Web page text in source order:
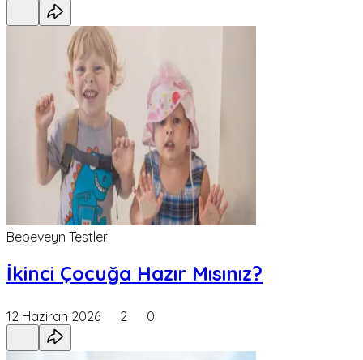
Bebeveyn Testleri
İkinci Çocuğa Hazır Mısınız?
12 Haziran 2026 2 0